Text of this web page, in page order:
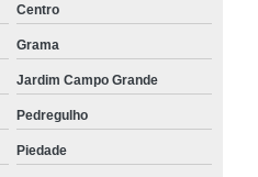
Centro
Grama
Jardim Campo Grande
Pedregulho
Piedade